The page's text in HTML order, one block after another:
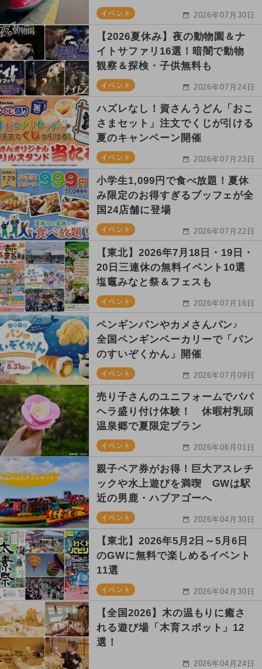
イベント 2026年07月30日
【2026夏休み】夜の動物園＆ナ
イトサファリ16選！暗闇で動物
観察＆探検・子供無料も
イベント 2026年07月24日
ハズレなし！資さんうどん「おこ
さまセット」注文でくじが引ける
夏のキャンペーン開催
イベント 2026年07月23日
小学生1,099円で食べ放題！夏休
み限定のお得すぎるブッフェが全
国24店舗に登場
イベント 2026年07月22日
【東北】2026年7月18日・19日・
20日三連休の無料イベント10選
塩竈みなと祭＆フェスも
イベント 2026年07月16日
ペンギンパンやカメさんパン♪
全国ペンギンベーカリーで「パン
のすいぞくかん」開催
イベント 2026年07月09日
売り子さんのユニフォームでババ
ヘラ盛り付け体験！ 休暇村乳頭
温泉郷で夏限定プラン
イベント 2026年06月01日
親子ペア券がお得！巨大アスレチ
ックや水上遊びを満喫 GWは駅
近の男鹿・ハブアゴーへ
イベント 2026年04月30日
【東北】2026年5月2日～5月6日
のGWに無料で楽しめるイベント
11選
イベント 2026年04月30日
【全国2026】木の温もりに癒さ
れる遊び場「木育スポット」12
選！
2026年04月24日